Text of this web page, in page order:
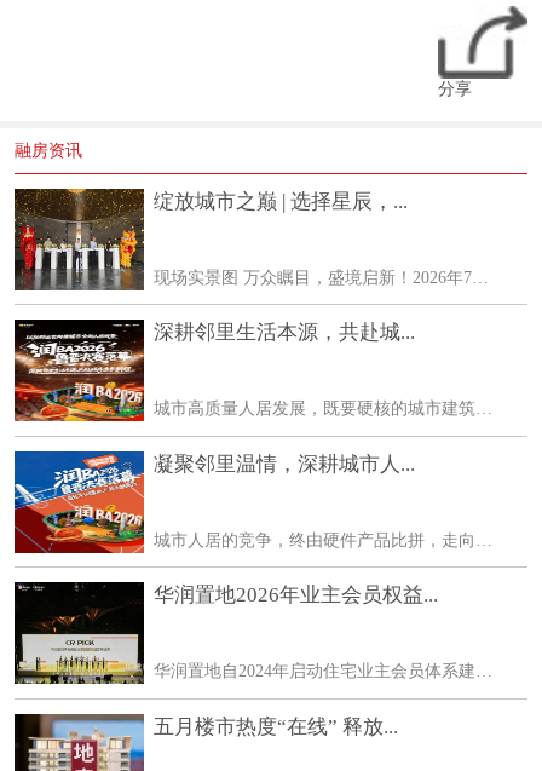
分享
融房资讯
绽放城市之巅 | 选择星辰，...
深耕邻里生活本源，共赴城...
凝聚邻里温情，深耕城市人...
华润置地2026年业主会员权益...
五月楼市热度“在线” 释放...